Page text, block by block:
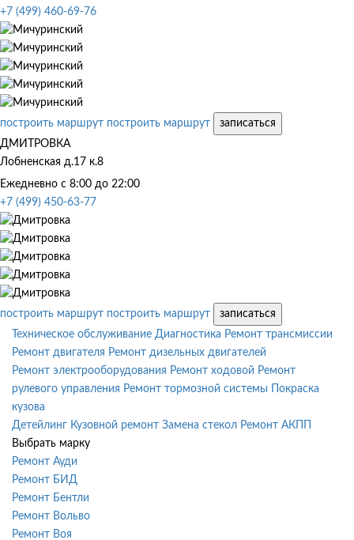
+7 (499) 460-69-76
построить маршрут построить маршрут
записаться
ДМИТРОВКА
Лобненская д.17 к.8
Ежедневно с 8:00 до 22:00
+7 (499) 450-63-77
построить маршрут построить маршрут
записаться
Техническое обслуживание Диагностика Ремонт трансмиссии
Ремонт двигателя Ремонт дизельных двигателей
Ремонт электрооборудования Ремонт ходовой Ремонт
рулевого управления Ремонт тормозной системы
Покраска
кузова
Детейлинг Кузовной ремонт Замена стекол Ремонт АКПП
Выбрать марку
Ремонт Ауди
Ремонт БИД
Ремонт Бентли
Ремонт Вольво
Ремонт Воя